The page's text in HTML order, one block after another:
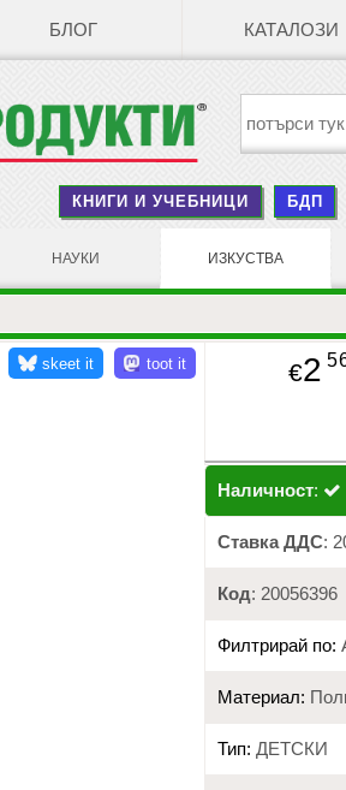
БЛОГ КАТАЛОЗИ
КНИГИ И УЧЕБНИЦИ БДП
НАУКИ ИЗКУСТВА
€2
Наличност:
Ставка ДДС:
Код: 20056396
Филтрирай по:
Материал:
Тип: ДЕТСКИ